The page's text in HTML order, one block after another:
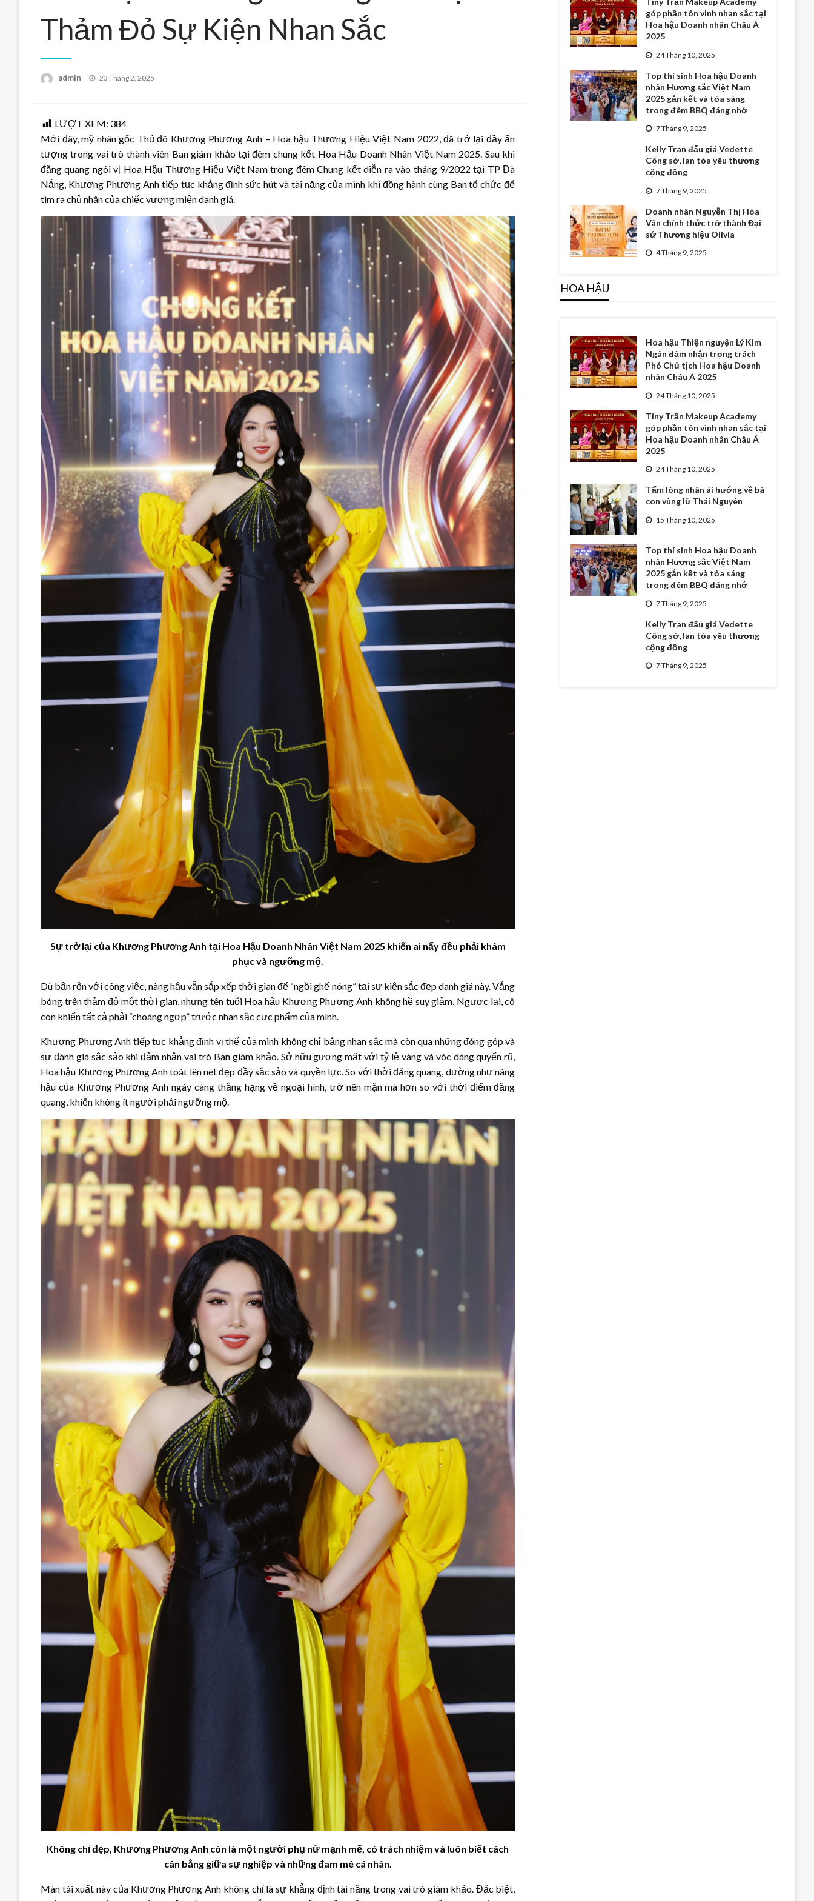
Thảm Đỏ Sự Kiện Nhan Sắc
admin
Posted
23 Tháng 2, 2025
LƯỢT XEM: 384
Mới đây, mỹ nhân gốc Thủ đô Khương Phương Anh – Hoa hậu Thương Hiệu Việt Nam 2022, đã trở lại đầy ấn
tượng trong vai trò thành viên Ban giám khảo tại đêm chung kết Hoa Hậu Doanh Nhân Việt Nam 2025. Sau khi
đăng quang ngôi vị Hoa Hậu Thương Hiệu Việt Nam trong đêm Chung kết diễn ra vào tháng 9/2022 tại TP Đà
Nẵng, Khương Phương Anh tiếp tục khẳng định sức hút và tài năng của mình khi đồng hành cùng Ban tổ chức để
tìm ra chủ nhân của chiếc vương miện danh giá.
Sự trở lại của Khương Phương Anh tại Hoa Hậu Doanh Nhân Việt Nam 2025 khiến ai nấy đều phải khâm
phục và ngưỡng mộ.
Dù bận rộn với công việc, nàng hậu vẫn sắp xếp thời gian để “ngồi ghế nóng” tại sự kiện sắc đẹp danh giá này. Vắng
bóng trên thảm đỏ một thời gian, nhưng tên tuổi Hoa hậu Khương Phương Anh không hề suy giảm. Ngược lại, cô
còn khiến tất cả phải “choáng ngợp” trước nhan sắc cực phẩm của mình.
Khương Phương Anh tiếp tục khẳng định vị thế của mình không chỉ bằng nhan sắc mà còn qua những đóng góp và
sự đánh giá sắc sảo khi đảm nhận vai trò Ban giám khảo. Sở hữu gương mặt với tỷ lệ vàng và vóc dáng quyến rũ,
Hoa hậu Khương Phương Anh toát lên nét đẹp đầy sắc sảo và quyền lực. So với thời đăng quang, dường như nàng
hậu của Khương Phương Anh ngày càng thăng hạng về ngoại hình, trở nên mặn mà hơn so với thời điểm đăng
quang, khiến không ít người phải ngưỡng mộ.
Không chỉ đẹp, Khương Phương Anh còn là một người phụ nữ mạnh mẽ, có trách nhiệm và luôn biết cách
cân bằng giữa sự nghiệp và những đam mê cá nhân.
Màn tái xuất này của Khương Phương Anh không chỉ là sự khẳng định tài năng trong vai trò giám khảo. Đặc biệt,
góp phần tôn vinh nhan sắc tại
Hoa hậu Doanh nhân Châu Á
2025
24 Tháng 10, 2025
Top thí sinh Hoa hậu Doanh
nhân Hương sắc Việt Nam
2025 gắn kết và tỏa sáng
trong đêm BBQ đáng nhớ
7 Tháng 9, 2025
Kelly Tran đấu giá Vedette
Công sở, lan tỏa yêu thương
cộng đồng
7 Tháng 9, 2025
Doanh nhân Nguyễn Thị Hòa
Vân chính thức trở thành Đại
sứ Thương hiệu Olivia
4 Tháng 9, 2025
HOA HẬU
Hoa hậu Thiện nguyện Lý Kim
Ngân đảm nhận trọng trách
Phó Chủ tịch Hoa hậu Doanh
nhân Châu Á 2025
24 Tháng 10, 2025
Tiny Trần Makeup Academy
góp phần tôn vinh nhan sắc tại
Hoa hậu Doanh nhân Châu Á
2025
24 Tháng 10, 2025
Tấm lòng nhân ái hướng về bà
con vùng lũ Thái Nguyên
15 Tháng 10, 2025
Top thí sinh Hoa hậu Doanh
nhân Hương sắc Việt Nam
2025 gắn kết và tỏa sáng
trong đêm BBQ đáng nhớ
7 Tháng 9, 2025
Kelly Tran đấu giá Vedette
Công sở, lan tỏa yêu thương
cộng đồng
7 Tháng 9, 2025